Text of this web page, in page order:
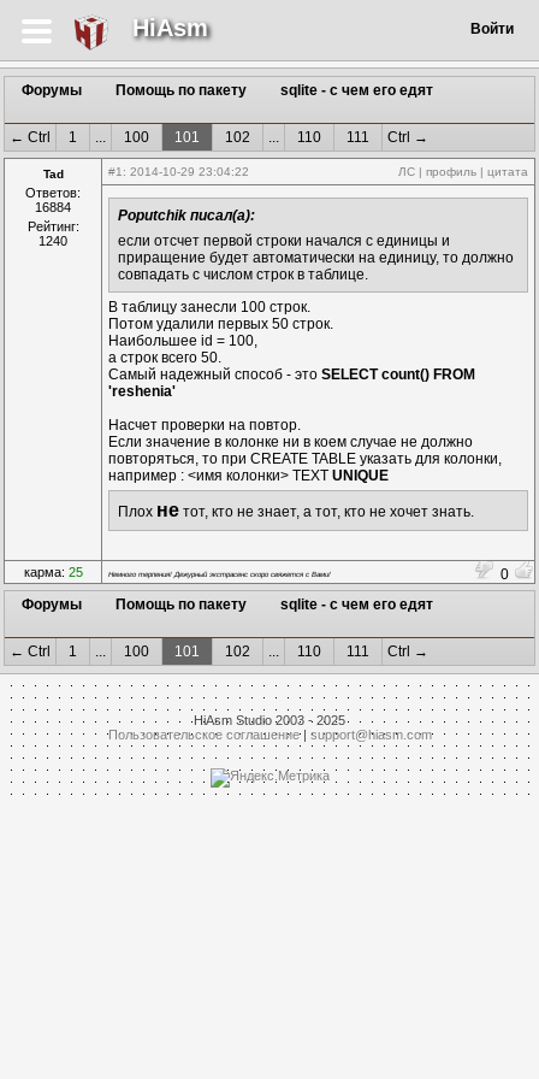
HiAsm Войти
Форумы Помощь по пакету sqlite - с чем его едят
← Ctrl 1 ... 100 101 102 ... 110 111 Ctrl →
Tad
Ответов:
16884
Рейтинг:
1240
#1 : 2014-10-29 23:04:22 ЛС | профиль | цитата
Poputchik писал(а):
если отсчет первой строки начался с единицы и
приращение будет автоматически на единицу, то должно
совпадать с числом строк в таблице.
В таблицу занесли 100 строк.
Потом удалили первых 50 строк.
Наибольшее id = 100,
а строк всего 50.
Самый надежный способ - это SELECT count() FROM
'reshenia'
Насчет проверки на повтор.
Если значение в колонке ни в коем случае не должно
повторяться, то при CREATE TABLE указать для колонки,
например : <имя колонки> TEXT UNIQUE
Плох не тот, кто не знает, а тот, кто не хочет знать.
карма: 25 Немного терпения! Дежурный экстрасенс скоро свяжется с Вами!
0
Форумы
Помощь по пакету sqlite - с чем его едят
← Ctrl 1 ... 100 101 102 ... 110 111 Ctrl →
HiAsm Studio 2003 - 2025
Пользовательское соглашение| support@hiasm.com